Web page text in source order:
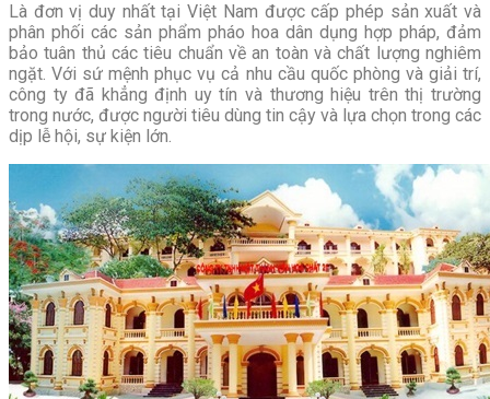
Là đơn vị duy nhất tại Việt Nam được cấp phép sản xuất và
phân phối các sản phẩm pháo hoa dân dụng hợp pháp, đảm
bảo tuân thủ các tiêu chuẩn về an toàn và chất lượng nghiêm
ngặt. Với sứ mệnh phục vụ cả nhu cầu quốc phòng và giải trí,
công ty đã khẳng định uy tín và thương hiệu trên thị trường
trong nước, được người tiêu dùng tin cậy và lựa chọn trong các
dịp lễ hội, sự kiện lớn.